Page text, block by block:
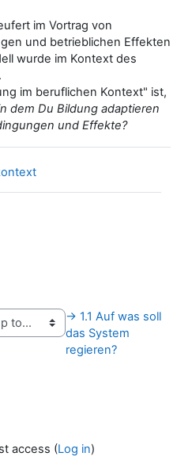
im Vortrag von
und betrieblichen Effekten
wurde im Kontext des
im beruflichen Kontext" ist,
dem Du Bildung adaptieren
und Effekte?
Popcornvideo Advanced
→ 1.1 Auf was soll
das System
regieren?
access (Log in)